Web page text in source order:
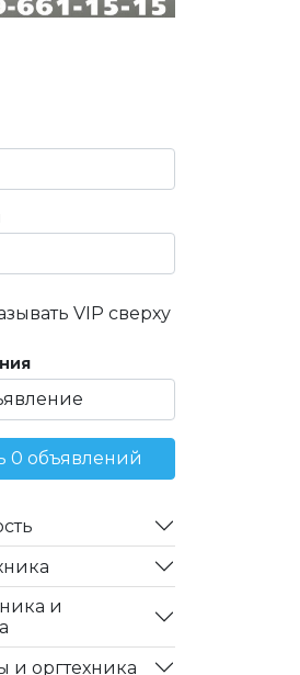
VIP сверху
0 объявлений
и
и оргтехника